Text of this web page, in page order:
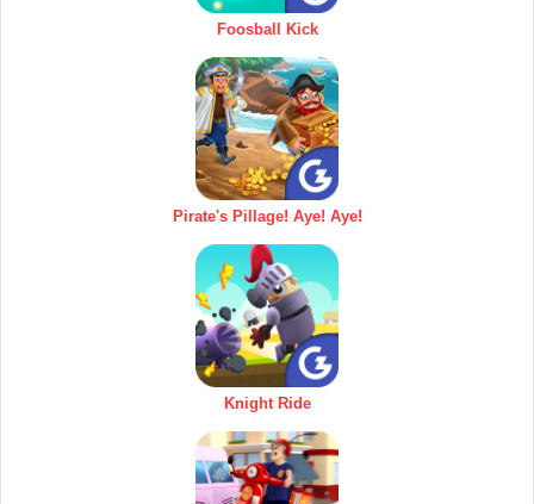
Foosball Kick
Pirate's Pillage! Aye! Aye!
Knight Ride